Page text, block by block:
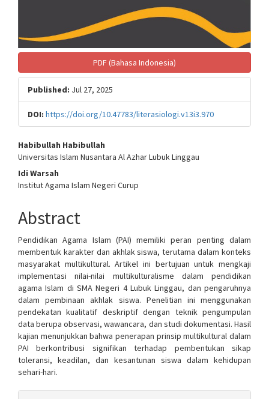
PDF (Bahasa Indonesia)
Published: Jul 27, 2025
DOI: https://doi.org/10.47783/literasiologi.v13i3.970
Main
Article
Content
Habibullah Habibullah
Universitas Islam Nusantara Al Azhar Lubuk Linggau
Idi Warsah
Institut Agama Islam Negeri Curup
Abstract
Pendidikan Agama Islam (PAI) memiliki peran penting dalam
membentuk karakter dan akhlak siswa, terutama dalam konteks
masyarakat multikultural. Artikel ini bertujuan untuk mengkaji
implementasi nilai-nilai multikulturalisme dalam pendidikan
agama Islam di SMA Negeri 4 Lubuk Linggau, dan pengaruhnya
dalam pembinaan akhlak siswa. Penelitian ini menggunakan
pendekatan kualitatif deskriptif dengan teknik pengumpulan
data berupa observasi, wawancara, dan studi dokumentasi. Hasil
kajian menunjukkan bahwa penerapan prinsip multikultural dalam
PAI berkontribusi signifikan terhadap pembentukan sikap
toleransi, keadilan, dan kesantunan siswa dalam kehidupan
sehari-hari.